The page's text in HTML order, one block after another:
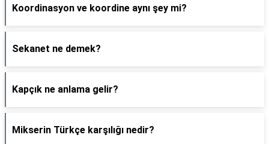
Koordinasyon ve koordine aynı şey mi?
Sekanet ne demek?
Kapçık ne anlama gelir?
Mikserin Türkçe karşılığı nedir?